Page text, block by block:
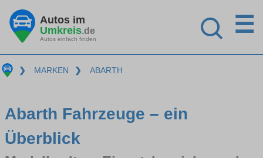
Autos im
Umkreis.de
Autos einfach finden
☰
❯ MARKEN ❯ ABARTH
Abarth Fahrzeuge – ein
Überblick